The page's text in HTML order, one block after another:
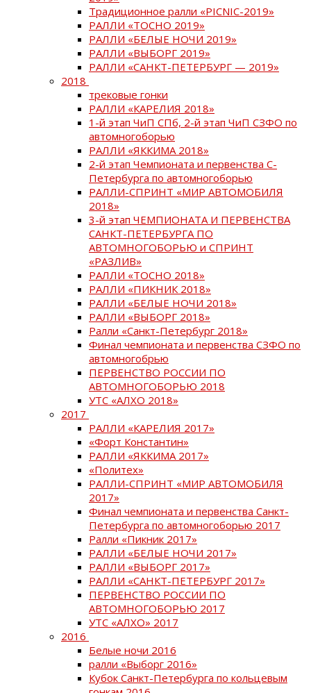
Традиционное ралли «PICNIC-2019»
РАЛЛИ «ТОСНО 2019»
РАЛЛИ «БЕЛЫЕ НОЧИ 2019»
РАЛЛИ «ВЫБОРГ 2019»
РАЛЛИ «САНКТ-ПЕТЕРБУРГ — 2019»
2018
трековые гонки
РАЛЛИ «КАРЕЛИЯ 2018»
1-й этап ЧиП СПб, 2-й этап ЧиП СЗФО по
автомногоборью
РАЛЛИ «ЯККИМА 2018»
2-й этап Чемпионата и первенства С-
Петербурга по автомногоборью
РАЛЛИ-СПРИНТ «МИР АВТОМОБИЛЯ
2018»
3-й этап ЧЕМПИОНАТА И ПЕРВЕНСТВА
САНКТ-ПЕТЕРБУРГА ПО
АВТОМНОГОБОРЬЮ и СПРИНТ
«РАЗЛИВ»
РАЛЛИ «ТОСНО 2018»
РАЛЛИ «ПИКНИК 2018»
РАЛЛИ «БЕЛЫЕ НОЧИ 2018»
РАЛЛИ «ВЫБОРГ 2018»
Ралли «Санкт-Петербург 2018»
Финал чемпионата и первенства СЗФО по
автомногобрью
ПЕРВЕНСТВО РОССИИ ПО
АВТОМНОГОБОРЬЮ 2018
УТС «АЛХО 2018»
2017
РАЛЛИ «КАРЕЛИЯ 2017»
«Форт Константин»
РАЛЛИ «ЯККИМА 2017»
«Политех»
РАЛЛИ-СПРИНТ «МИР АВТОМОБИЛЯ
2017»
Финал чемпионата и первенства Санкт-
Петербурга по автомногоборью 2017
Ралли «Пикник 2017»
РАЛЛИ «БЕЛЫЕ НОЧИ 2017»
РАЛЛИ «ВЫБОРГ 2017»
РАЛЛИ «САНКТ-ПЕТЕРБУРГ 2017»
ПЕРВЕНСТВО РОССИИ ПО
АВТОМНОГОБОРЬЮ 2017
УТС «АЛХО» 2017
2016
Белые ночи 2016
ралли «Выборг 2016»
Кубок Санкт-Петербурга по кольцевым